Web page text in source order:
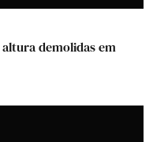
demolidas em